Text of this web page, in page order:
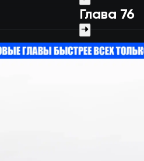
Глава 76